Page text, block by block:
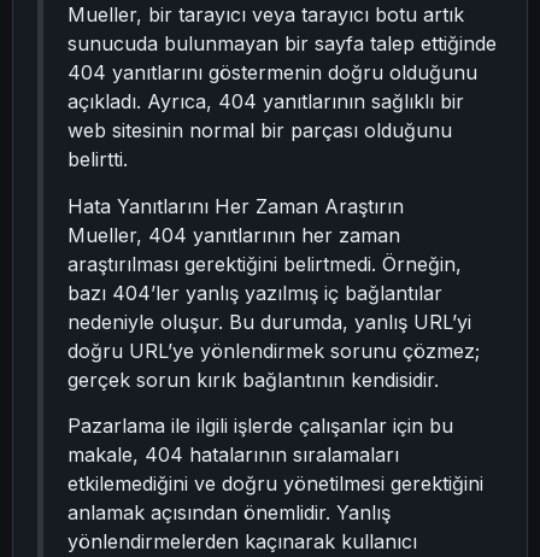
Mueller, bir tarayıcı veya tarayıcı botu artık
sunucuda bulunmayan bir sayfa talep ettiğinde
404 yanıtlarını göstermenin doğru olduğunu
açıkladı. Ayrıca, 404 yanıtlarının sağlıklı bir
web sitesinin normal bir parçası olduğunu
belirtti.
Hata Yanıtlarını Her Zaman Araştırın
Mueller, 404 yanıtlarının her zaman
araştırılması gerektiğini belirtmedi. Örneğin,
bazı 404’ler yanlış yazılmış iç bağlantılar
nedeniyle oluşur. Bu durumda, yanlış URL’yi
doğru URL’ye yönlendirmek sorunu çözmez;
gerçek sorun kırık bağlantının kendisidir.
Pazarlama ile ilgili işlerde çalışanlar için bu
makale, 404 hatalarının sıralamaları
etkilemediğini ve doğru yönetilmesi gerektiğini
anlamak açısından önemlidir. Yanlış
yönlendirmelerden kaçınarak kullanıcı